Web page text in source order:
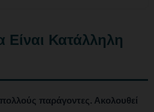
Είναι Κατάλληλη
παράγοντες. Ακολουθεί